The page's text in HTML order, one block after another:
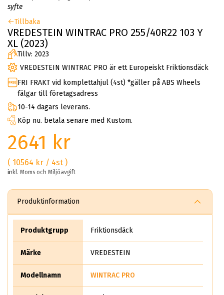
syfte
Tillbaka
VREDESTEIN WINTRAC PRO 255/40R22 103 Y
XL (2023)
Tillv: 2023
VREDESTEIN WINTRAC PRO är ett Europeiskt Friktionsdäck
FRI FRAKT vid komplettahjul (4st) *gäller på ABS Wheels
fälgar till företagsadress
10-14 dagars leverans.
Köp nu. betala senare med Kustom.
2641 kr
( 10564 kr / 4st )
inkl. Moms och Miljöavgift
Produktinformation
Produktgrupp Friktionsdäck
Märke VREDESTEIN
Modellnamn WINTRAC PRO